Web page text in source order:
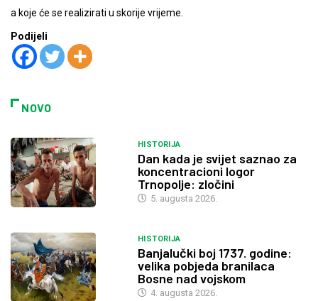
a koje će se realizirati u skorije vrijeme.
Podijeli
NOVO
HISTORIJA
Dan kada je svijet saznao za
koncentracioni logor
Trnopolje: zločini
5. augusta 2026.
HISTORIJA
Banjalučki boj 1737. godine:
velika pobjeda branilaca
Bosne nad vojskom
4. augusta 2026.